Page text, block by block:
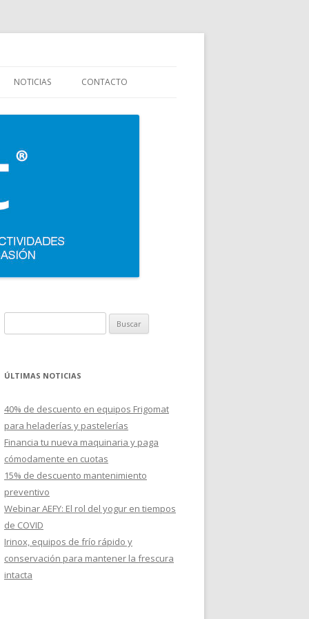
NOTICIAS CONTACTO
u
c
r
ÚLTIMAS NOTICIAS
40% de descuento en equipos Frigomat
para heladerías y pastelerías
Financia tu nueva maquinaria y paga
cómodamente en cuotas
15% de descuento mantenimiento
preventivo
Webinar AEFY: El rol del yogur en tiempos
de COVID
Irinox, equipos de frío rápido y
conservación para mantener la frescura
intacta